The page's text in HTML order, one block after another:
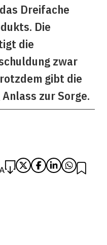
Dreifache
Die
die
zwar
gibt die
zur Sorge.